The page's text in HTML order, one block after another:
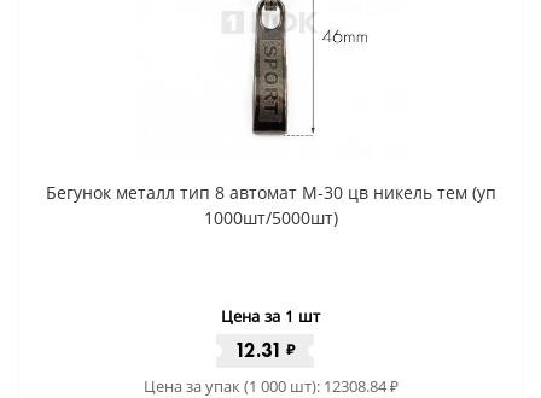
Бегунок металл тип 8 автомат М-30 цв никель тем (уп
1000шт/5000шт)
Цена за 1 шт
12.31 ₽
Цена за упак (1 000 шт): 12308.84₽